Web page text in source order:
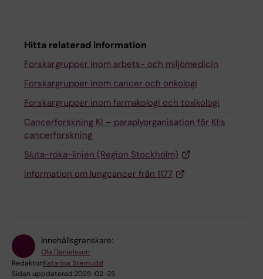
Hitta relaterad information
Forskargrupper inom arbets- och miljömedicin
Forskargrupper inom cancer och onkologi
Forskargrupper inom farmakologi och toxikologi
Cancerforskning KI – paraplyorganisation för KI:s
cancerforskning
Sluta-röka-linjen (Region Stockholm)
Information om lungcancer från 1177
Innehållsgranskare:
Ola Danielsson
Redaktör:Katarina Sternudd
Sidan uppdaterad:2025-02-25